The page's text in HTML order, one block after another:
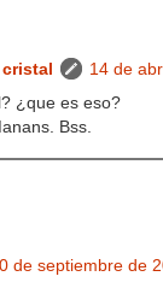
cristal
14 de
¿que es eso?
Bss.
de septiembre de